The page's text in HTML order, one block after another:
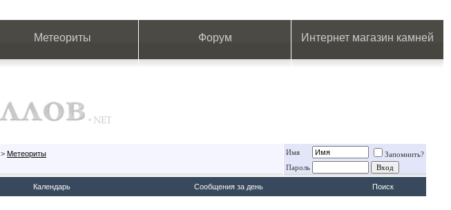
Метеориты Форум Интернет магазин камней
> Метеориты Имя
Запомнить?
Пароль
Календарь Сообщения за день Поиск